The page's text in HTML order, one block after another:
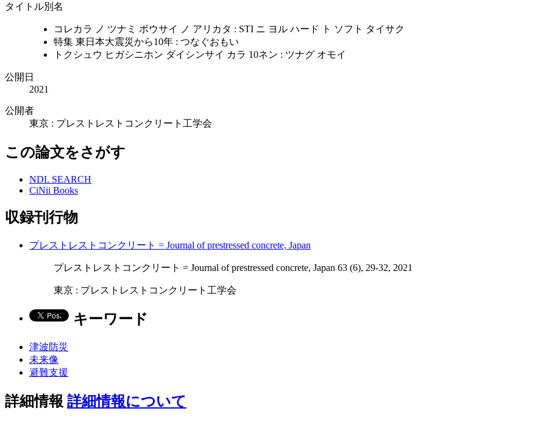
タイトル別名
コレカラ ノ ツナミ ボウサイ ノ アリカタ : STI ニ ヨル ハード ト ソフト タイサク
特集 東日本大震災から10年 : つなぐおもい
トクシュウ ヒガシニホン ダイシンサイ カラ 10ネン : ツナグ オモイ
公開日
2021
公開者
東京 : プレストレストコンクリート工学会
この論文をさがす
NDL SEARCH
CiNii Books
収録刊行物
プレストレストコンクリート = Journal of prestressed concrete, Japan
プレストレストコンクリート = Journal of prestressed concrete, Japan 63 (6), 29-32, 2021
東京 : プレストレストコンクリート工学会
キーワード
津波防災
未来像
避難支援
詳細情報 詳細情報について